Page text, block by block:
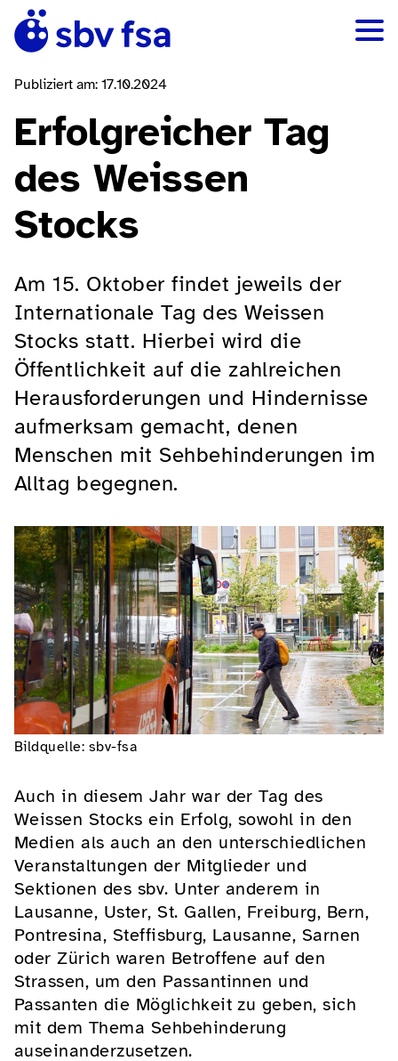
Publiziert am: 17.10.2024
Erfolgreicher Tag
des Weissen
Stocks
Am 15. Oktober findet jeweils der
Internationale Tag des Weissen
Stocks statt. Hierbei wird die
Öffentlichkeit auf die zahlreichen
Herausforderungen und Hindernisse
aufmerksam gemacht, denen
Menschen mit Sehbehinderungen im
Alltag begegnen.
Bildquelle: sbv-fsa
Auch in diesem Jahr war der Tag des
Weissen Stocks ein Erfolg, sowohl in den
Medien als auch an den unterschiedlichen
Veranstaltungen der Mitglieder und
Sektionen des sbv. Unter anderem in
Lausanne, Uster, St. Gallen, Freiburg, Bern,
Pontresina, Steffisburg, Lausanne, Sarnen
oder Zürich waren Betroffene auf den
Strassen, um den Passantinnen und
Passanten die Möglichkeit zu geben, sich
mit dem Thema Sehbehinderung
auseinanderzusetzen.